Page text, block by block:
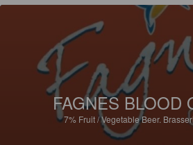
FAGNES BLOOD
7% Fruit / Vegetable Beer.